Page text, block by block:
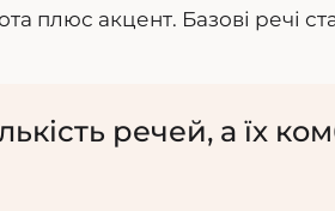
плюс акцент. Базові речі
речей, а їх